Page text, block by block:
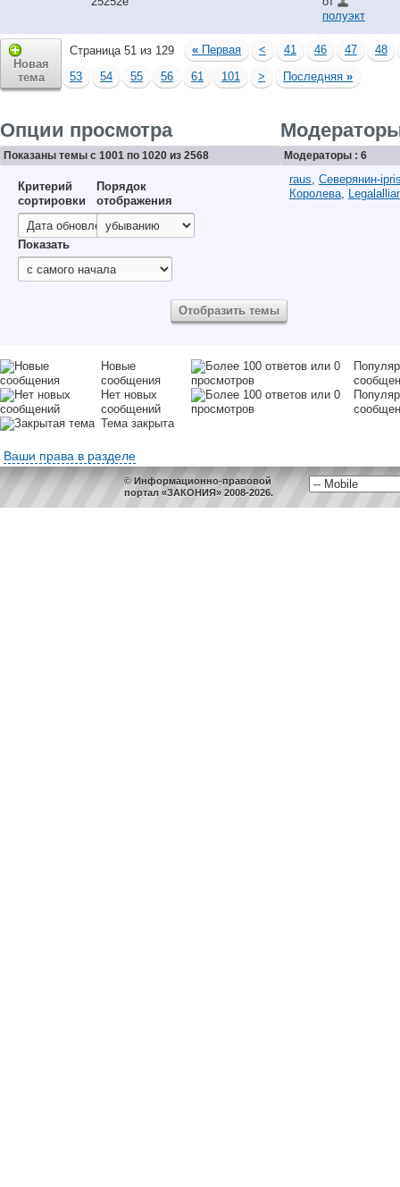
полуэкт
Новая
тема
Страница 51 из 129 « Первая < 41 46 47
48
53
54 55 56 61 101 > Последняя »
Опции просмотра
Показаны темы с 1001 по 1020 из 2568 Модераторы : 6
Критерий
сортировки
Порядок
отображения
Показать
raus, Северянин-
Королева,
Новые
сообщения
Нет новых
сообщений
Тема закрыта
Ваши права в разделе
© Информационно-правовой
портал «ЗАКОНИЯ» 2008-2026.